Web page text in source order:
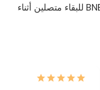
يثق ملايين المسافرين بـ BNESIM للبقاء متصلين أثناء